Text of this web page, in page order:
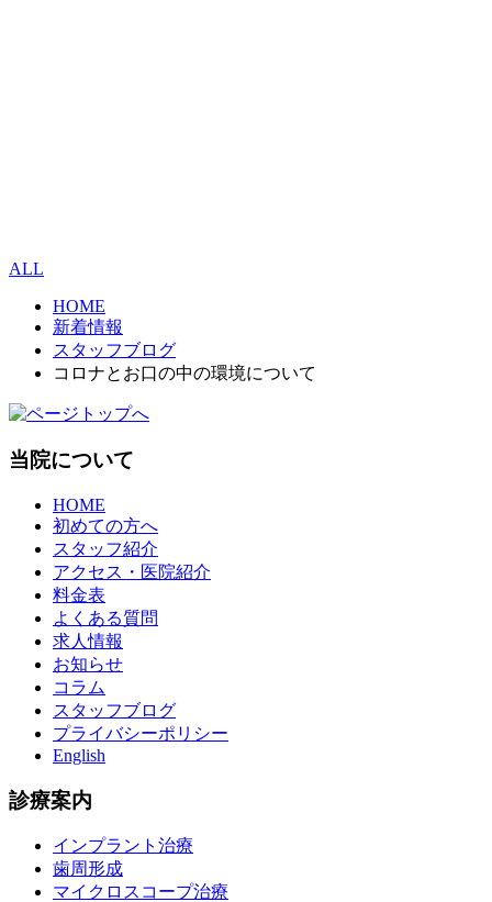
ALL
HOME
新着情報
スタッフブログ
コロナとお口の中の環境について
当院について
HOME
初めての方へ
スタッフ紹介
アクセス・医院紹介
料金表
よくある質問
求人情報
お知らせ
コラム
スタッフブログ
プライバシーポリシー
English
診療案内
インプラント治療
歯周形成
マイクロスコープ治療